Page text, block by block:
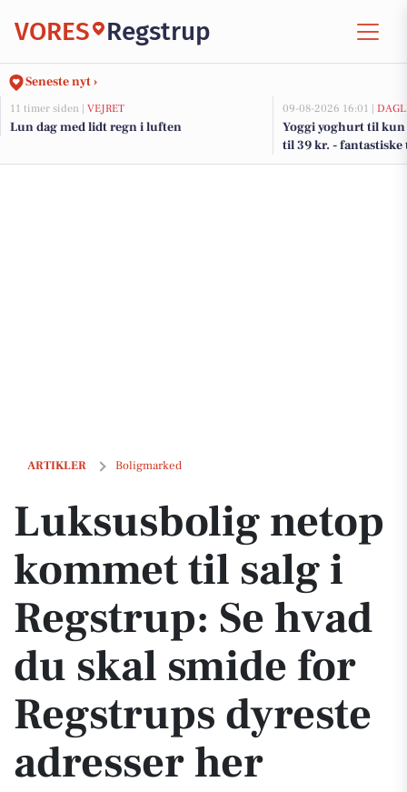
VORES Regstrup
Seneste nyt ›
11 timer siden | VEJRET
Lun dag med lidt regn i luften
09-08-2026 16:01 |
Yoggi yoghurt til kun
til 39 kr. -
DagliBrugsen
ARTIKLER Boligmarked
Luksusbolig netop kommet til salg i Regstrup: Se hvad du skal
Luksusbolig netop
kommet til salg i
Regstrup: Se hvad
du skal smide for
Regstrups dyreste
adresser her